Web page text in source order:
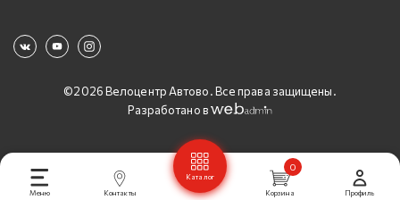
©2026 Велоцентр Автово. Все права защищены.
Разработано в
Меню Контакты
Каталог
Корзина
0
Профиль